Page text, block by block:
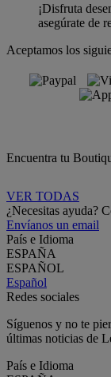
¡Disfruta
asegúrate de
Aceptamos los
Encuentra tu
VER TODAS
¿Necesitas ayuda?
Envíanos un email
País e Idioma
ESPAÑA
ESPAÑOL
Español
Redes sociales
Síguenos y no te
últimas noticias de
País e Idioma